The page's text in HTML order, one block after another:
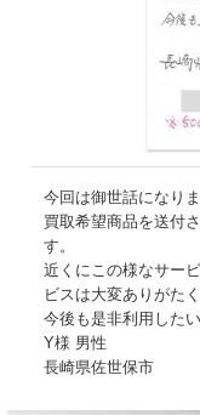
今回は御世話になりま
買取希望商品を送付
す。
近くにこの様なサー
ビスは大変ありがた
今後も是非利用した
Y様 男性
長崎県佐世保市